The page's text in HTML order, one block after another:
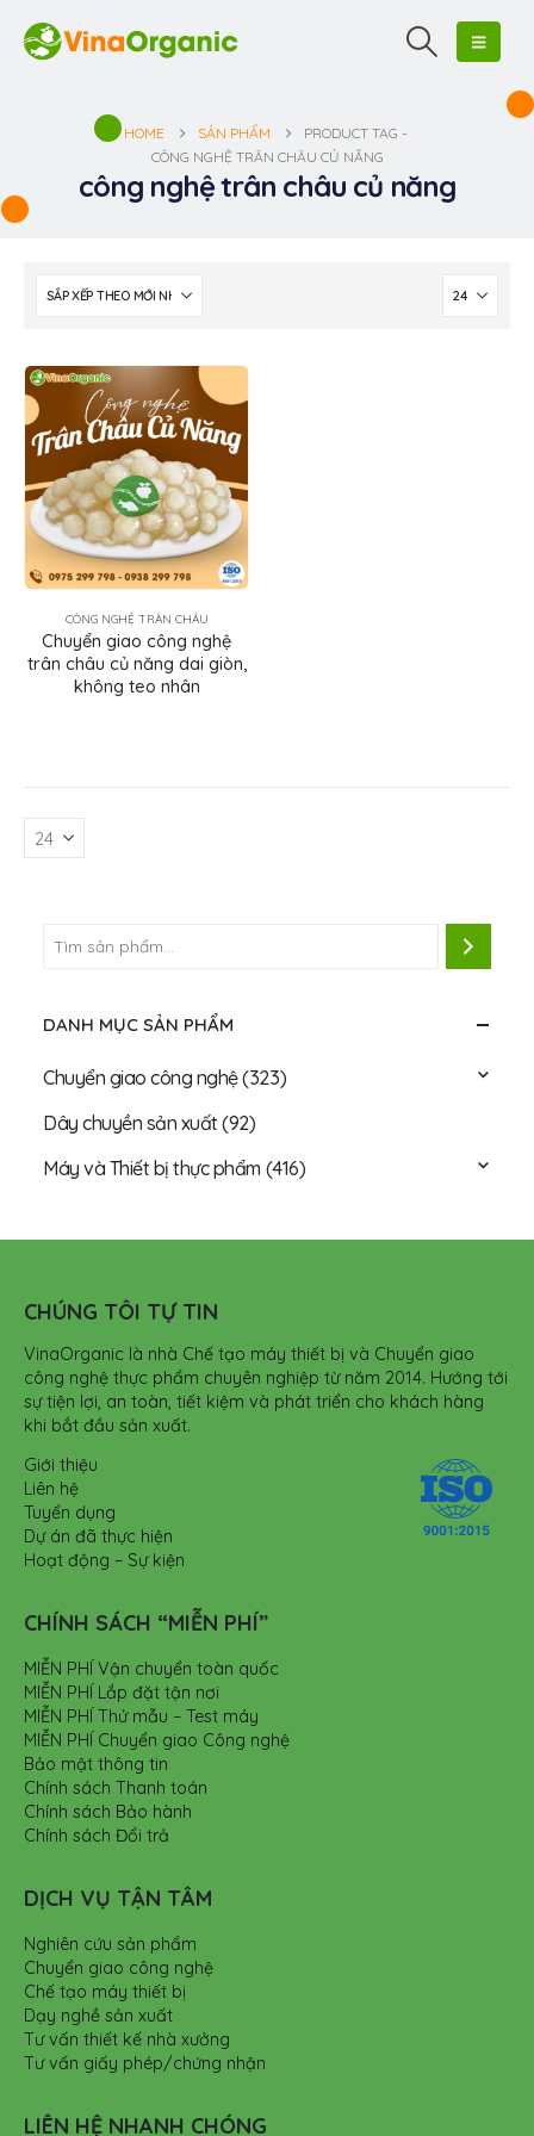
HOME SẢN PHẨM
PRODUCT TAG -
CÔNG NGHỆ TRÂN CHÂU CỦ NĂNG
công nghệ trân châu củ năng
CÔNG NGHỆ TRÂN CHÂU
Chuyển giao công nghệ
trân châu củ năng dai giòn,
không teo nhân
DANH MỤC SẢN PHẨM
Chuyển giao công nghệ(323)
Dây chuyền sản xuất(92)
Máy và Thiết bị thực phẩm (416)
CHÚNG TÔI TỰ TIN
VinaOrganic là nhà Chế tạo máy thiết bị và Chuyển giao
công nghệ thực phẩm chuyên nghiệp từ năm 2014. Hướng tới
sự tiện lợi, an toàn, tiết kiệm và phát triển cho khách hàng
khi bắt đầu sản xuất.
Giới thiệu
Liên hệ
Tuyển dụng
Dự án đã thực hiện
Hoạt động – Sự kiện
CHÍNH SÁCH “MIỄN PHÍ”
MIỄN PHÍ Vận chuyển toàn quốc
MIỄN PHÍ Lắp đặt tận nơi
MIỄN PHÍ Thử mẫu – Test máy
MIỄN PHÍ Chuyển giao Công nghệ
Bảo mật thông tin
Chính sách Thanh toán
Chính sách Bảo hành
Chính sách Đổi trả
DỊCH VỤ TẬN TÂM
Nghiên cứu sản phẩm
Chuyển giao công nghệ
Chế tạo máy thiết bị
Dạy nghề sản xuất
Tư vấn thiết kế nhà xưởng
Tư vấn giấy phép/chứng nhận
LIÊN HỆ NHANH CHÓNG